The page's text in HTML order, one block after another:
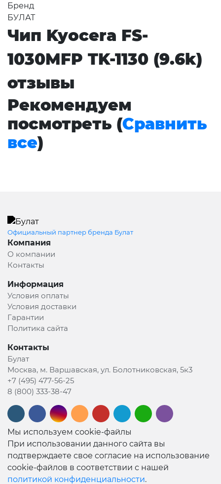
Бренд
БУЛАТ
Чип Kyocera FS-
1030MFP TK-1130 (9.6k)
отзывы
Рекомендуем
посмотреть (Сравнить
все)
Официальный партнер бренда Булат
Компания
О компании
Контакты
Информация
Условия оплаты
Условия доставки
Гарантии
Политика сайта
Контакты
Булат
Москва, м. Варшавская, ул. Болотниковская, 5к3
+7 (495) 477-56-25
8 (800) 333-38-47
Мы используем cookie-файлы
При использовании данного сайта вы
подтверждаете свое согласие на использование
cookie-файлов в соответствии с нашей
политикой конфиденциальности.